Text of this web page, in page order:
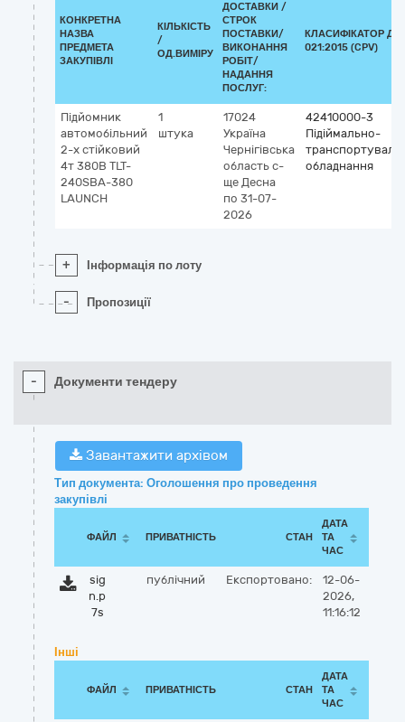
КОНКРЕТНА
НАЗВА
ПРЕДМЕТА
ЗАКУПІВЛІ
КІЛЬКІСТЬ
/
ОД.ВИМІРУ
ДОСТАВКИ /
СТРОК
ПОСТАВКИ/
ВИКОНАННЯ
РОБІТ/
НАДАННЯ
ПОСЛУГ:
КЛАСИФІКАТОР ДК
021:2015 (CPV)
Підйомник
автомобільний
2-х стійковий
4т 380В TLT-
240SBA-380
LAUNCH
1
штука
17024
Україна
Чернігівська
область с-
ще Десна
по 31-07-
2026
42410000-3
Підіймально-
обладнання
+ Інформація по лоту
- Пропозиції
- Документи тендеру
Завантажити архівом
Тип документа: Оголошення про проведення
закупівлі
ФАЙЛ ПРИВАТНІСТЬ СТАН
ДАТА
ТА
ЧАС
sig
n.p
7s
публічний Експортовано:
12-06-
2026,
11:16:12
Інші
ФАЙЛ ПРИВАТНІСТЬ СТАН
ДАТА
ТА
ЧАС